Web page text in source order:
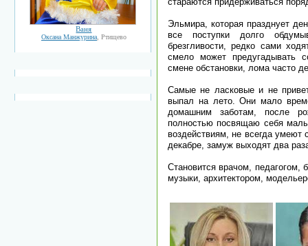
Ваня
Оксана Манжурина, Ртищево
Эльмира, которая празднует
все поступки долго
брезгливости, редко сами
смело может предугадывать
смене обстановки, лома часто
Самые не ласковые и не
выпал на лето. Они мало
домашним заботам, после
полностью посвящаю себя
воздействиям, не всегда умеют
декабре, замуж выходят два
Становится врачом, педагогом,
музыки, архитектором,